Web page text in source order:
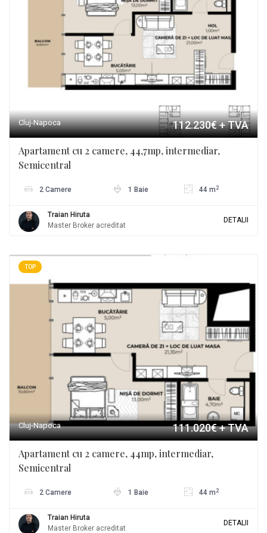
Cluj-Napoca 112.230€+ TVA
Apartament cu 2 camere, 44,7mp, intermediar,
Semicentral
2 Camere 1 Baie 44 m 2
Traian Hiruta
Master Broker acreditat
DETALII
TOP
Cluj-Napoca 111.020€+ TVA
Apartament cu 2 camere, 44mp, intermediar,
Semicentral
2 Camere 1 Baie 44 m 2
Traian Hiruta
Master Broker acreditat
DETALII